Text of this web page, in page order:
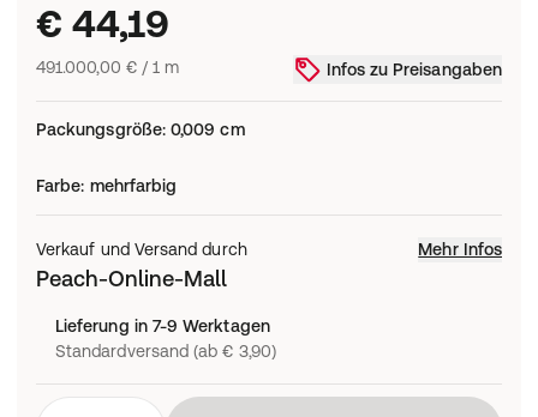
€ 44,19
491.000,00 € / 1 m Infos zu Preisangaben
Packungsgröße:0,009 cm
Farbe: mehrfarbig
Verkauf und Versand durch Mehr Infos
Peach-Online-Mall
Lieferung in 7-9 Werktagen
Standardversand (ab € 3,90)